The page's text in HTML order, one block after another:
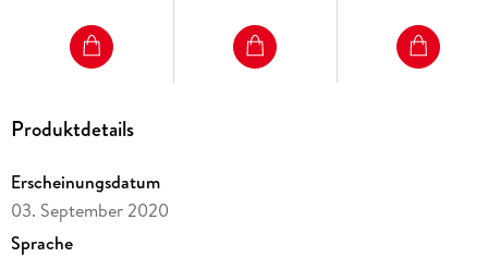
--- Dieses spezielle E-Book-Format kann auf allen aktuelleren
Tablets und Geräten mit Zoomfunktion gelesen werden. Dein
EPUB3- oder mobi/KF8-Format unterstützen. Weitere
Informationen findest du auf der Homepage von Egmont Manga.
Produktdetails
Erscheinungsdatum
03. September 2020
Sprache